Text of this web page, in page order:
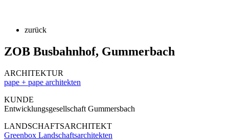
zurück
ZOB Busbahnhof, Gummerbach
ARCHITEKTUR
pape + pape architekten
KUNDE
Entwicklungsgesellschaft Gummersbach
LANDSCHAFTSARCHITEKT
Greenbox Landschaftsarchitekten